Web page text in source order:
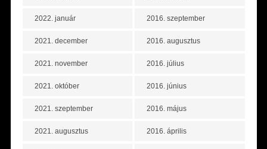
2022. január
2021. december
2021. november
2021. október
2021. szeptember
2021. augusztus
2016. szeptember
2016. augusztus
2016. július
2016. június
2016. május
2016. április